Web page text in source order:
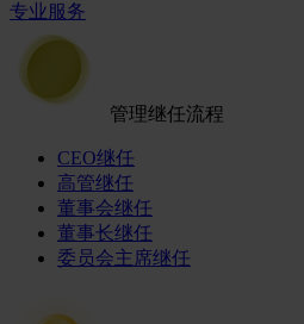
专业服务
管理继任流程
CEO继任
高管继任
董事会继任
董事长继任
委员会主席继任